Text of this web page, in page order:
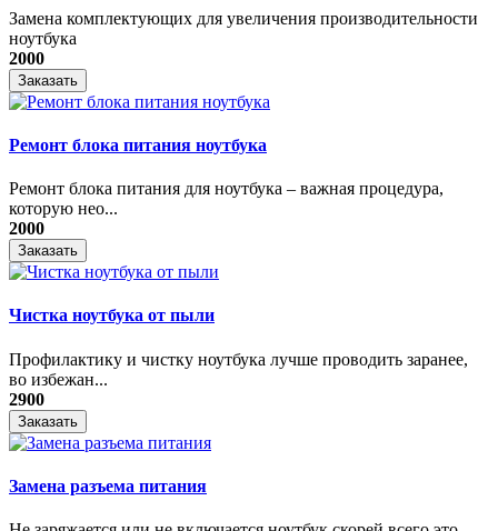
Замена комплектующих для увеличения производительности
ноутбука
2000
Заказать
Ремонт блока питания ноутбука
​Ремонт блока питания для ноутбука – важная процедура,
которую нео...
2000
Заказать
Чистка ноутбука от пыли
Профилактику и чистку ноутбука лучше проводить заранее,
во избежан...
2900
Заказать
Замена разъема питания